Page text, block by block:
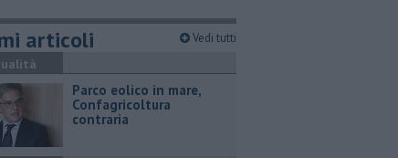
articoli Vedi tutti
Parco eolico in mare,
Confagricoltura
contraria